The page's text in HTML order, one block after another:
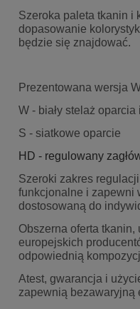
Szeroka paleta tkanin i
dopasowanie
będzie się znajdować.
Prezentowana wersja
W - biały stelaż oparcia
S - siatkowe oparcie
HD - regulowany
Szeroki zakres
funkcjonalne i zapewni
dostosowaną do
Obszerna oferta
europejskich
odpowiednią
Atest, gwarancja i
zapewnią bezawaryjną